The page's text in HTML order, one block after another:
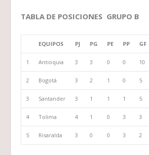
TABLA DE POSICIONES GRUPO B
EQUIPOS PJ PG PE PP GF
1 Antioquia 3 3 0 0 10
2 Bogotá 3 2 1 0 5
3 Santander 3 1 1 1 5
4 Tolima 4 1 0 3 3
5 Risaralda 3 0 0 3 2